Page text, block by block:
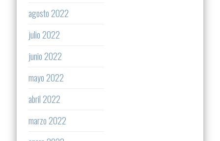
agosto 2022
julio 2022
junio 2022
mayo 2022
abril 2022
marzo 2022